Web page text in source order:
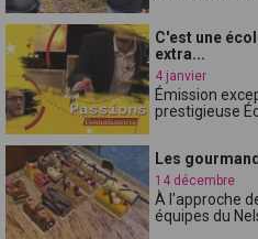
C'est une
extra...
4 janvier
Émission
prestigieuse
Les
14 décembre
À l'approche
équipes du